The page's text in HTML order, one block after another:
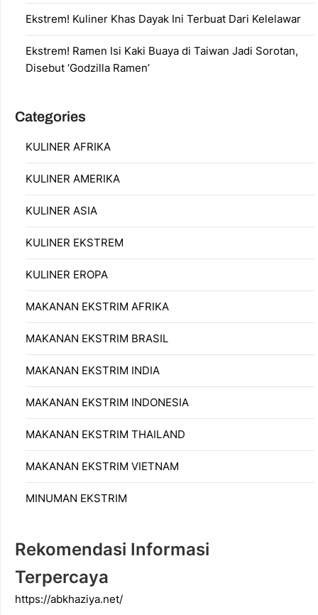
Ekstrem! Kuliner Khas Dayak Ini Terbuat Dari Kelelawar
Ekstrem! Ramen Isi Kaki Buaya di Taiwan Jadi Sorotan,
Disebut ‘Godzilla Ramen’
Categories
KULINER AFRIKA
KULINER AMERIKA
KULINER ASIA
KULINER EKSTREM
KULINER EROPA
MAKANAN EKSTRIM AFRIKA
MAKANAN EKSTRIM BRASIL
MAKANAN EKSTRIM INDIA
MAKANAN EKSTRIM INDONESIA
MAKANAN EKSTRIM THAILAND
MAKANAN EKSTRIM VIETNAM
MINUMAN EKSTRIM
Rekomendasi Informasi
Terpercaya
https://abkhaziya.net/